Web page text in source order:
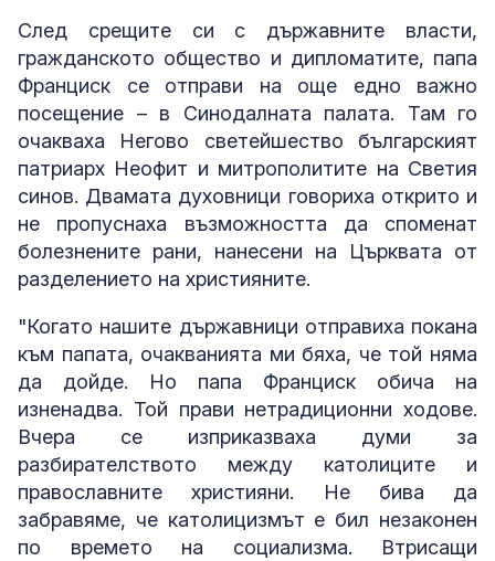
След срещите си с държавните власти,
гражданското общество и дипломатите, папа
Франциск се отправи на още едно важно
посещение – в Синодалната палата. Там го
очакваха Негово светейшество българският
патриарх Неофит и митрополитите на Светия
синов. Двамата духовници говориха открито и
не пропуснаха възможността да споменат
болезнените рани, нанесени на Църквата от
разделението на християните.
"Когато нашите държавници отправиха покана
към папата, очакванията ми бяха, че той няма
да дойде. Но папа Франциск обича на
изненадва. Той прави нетрадиционни ходове.
Вчера се изприказваха думи за
разбирателството между католиците и
православните християни. Не бива да
забравяме, че католицизмът е бил незаконен
по времето на социализма. Втрисащи